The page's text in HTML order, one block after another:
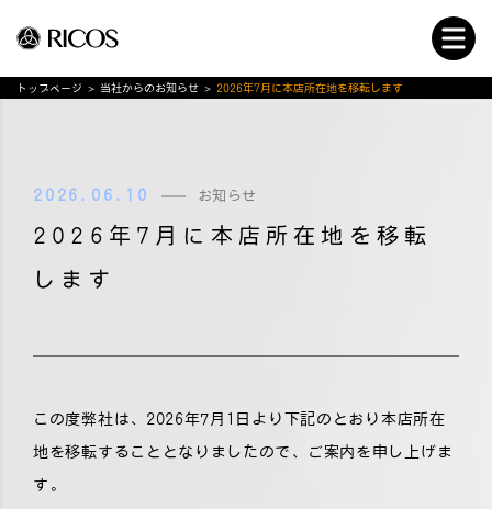
トップページ > 当社からのお知らせ > 2026年7月に本店所在地を移転します
2026.06.10 お知らせ
2026年7月に本店所在地を移転
します
この度弊社は、2026年7月1日より下記のとおり本店所在
地を移転することとなりましたので、ご案内を申し上げま
す。